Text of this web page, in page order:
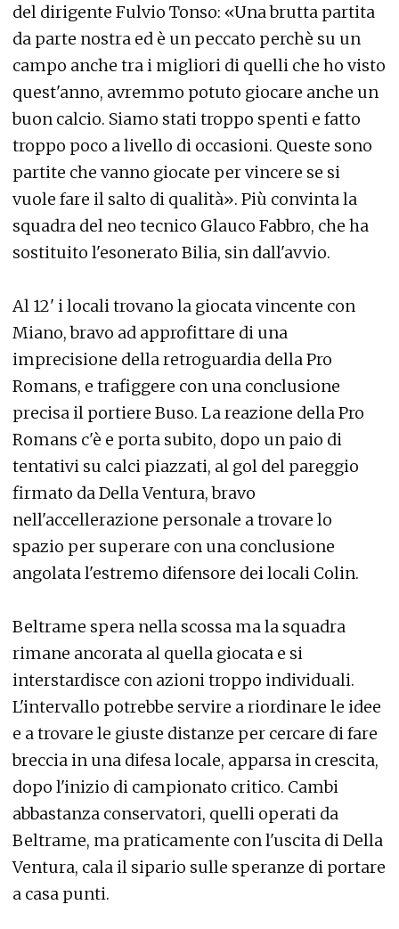
del dirigente Fulvio Tonso: «Una brutta partita
da parte nostra ed è un peccato perchè su un
campo anche tra i migliori di quelli che ho visto
quest'anno, avremmo potuto giocare anche un
buon calcio. Siamo stati troppo spenti e fatto
troppo poco a livello di occasioni. Queste sono
partite che vanno giocate per vincere se si
vuole fare il salto di qualità». Più convinta la
squadra del neo tecnico Glauco Fabbro, che ha
sostituito l'esonerato Bilia, sin dall'avvio.
Al 12' i locali trovano la giocata vincente con
Miano, bravo ad approfittare di una
imprecisione della retroguardia della Pro
Romans, e trafiggere con una conclusione
precisa il portiere Buso. La reazione della Pro
Romans c'è e porta subito, dopo un paio di
tentativi su calci piazzati, al gol del pareggio
firmato da Della Ventura, bravo
nell'accellerazione personale a trovare lo
spazio per superare con una conclusione
angolata l'estremo difensore dei locali Colin.
Beltrame spera nella scossa ma la squadra
rimane ancorata al quella giocata e si
interstardisce con azioni troppo individuali.
L'intervallo potrebbe servire a riordinare le idee
e a trovare le giuste distanze per cercare di fare
breccia in una difesa locale, apparsa in crescita,
dopo l'inizio di campionato critico. Cambi
abbastanza conservatori, quelli operati da
Beltrame, ma praticamente con l'uscita di Della
Ventura, cala il sipario sulle speranze di portare
a casa punti.